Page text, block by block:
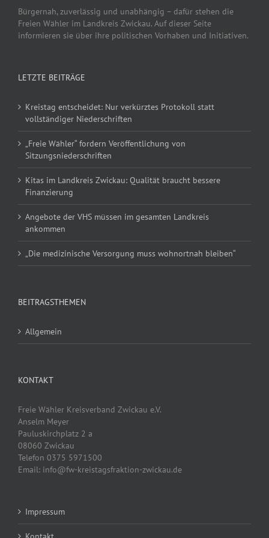
Bürgernah, zuverlässig und unabhängig – dafür stehen die
Freien Wähler im Landkreis Zwickau. Auf dieser Seite
informieren sie über ihre politischen Vorhaben und Initiativen.
LETZTE BEITRÄGE
Kreistag entscheidet: Nur verkürztes Protokoll statt
vollständiger Niederschriften
„Freie Wähler“ fordern Veröffentlichung von
Sitzungsniederschriften
Kitas im Landkreis Zwickau: Qualität braucht bessere
Finanzierung
Angebote der VHS müssen im gesamten Landkreis
ankommen
„Die medizinische Versorgung muss wohnortnah bleiben“
BEITRAGSTHEMEN
Allgemein
KONTAKT
Freie Wähler Kreisverband Zwickau e.V.
Anselm Meyer
Pauluskirchplatz 2 a
08060 Zwickau
Telefon 0375 5971500
Email: info@fw-kreistagsfraktion-zwickau.de
Impressum